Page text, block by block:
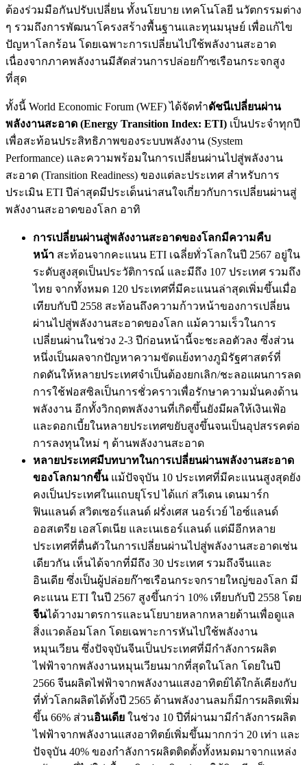
ต้องร่วมมือกันปรับเปลี่ยน ทั้งนโยบาย เทคโนโลยี นวัตกรรมต่าง
ๆ รวมถึงการพัฒนาโครงสร้างพื้นฐานและทุนมนุษย์ เพื่อแก้ไข
ปัญหาโลกร้อน โดยเฉพาะการเปลี่ยนไปใช้พลังงานสะอาด
เนื่องจากภาคพลังงานมีสัดส่วนการปล่อยก๊าซเรือนกระจกสูง
ที่สุด
ทั้งนี้ World Economic Forum (WEF) ได้จัดทำดัชนีเปลี่ยนผ่าน
พลังงานสะอาด (Energy Transition Index: ETI) เป็นประจำทุกปี
เพื่อสะท้อนประสิทธิภาพของระบบพลังงาน (System
Performance) และความพร้อมในการเปลี่ยนผ่านไปสู่พลังงาน
สะอาด (Transition Readiness) ของแต่ละประเทศ สำหรับการ
ประเมิน ETI ปีล่าสุดมีประเด็นน่าสนใจเกี่ยวกับการเปลี่ยนผ่านสู่
พลังงานสะอาดของโลก อาทิ
การเปลี่ยนผ่านสู่พลังงานสะอาดของโลกมีความคืบ
หน้า สะท้อนจากคะแนน ETI เฉลี่ยทั่วโลกในปี 2567 อยู่ใน
ระดับสูงสุดเป็นประวัติการณ์ และมีถึง 107 ประเทศ รวมถึง
ไทย จากทั้งหมด 120 ประเทศที่มีคะแนนล่าสุดเพิ่มขึ้นเมื่อ
เทียบกับปี 2558 สะท้อนถึงความก้าวหน้าของการเปลี่ยน
ผ่านไปสู่พลังงานสะอาดของโลก แม้ความเร็วในการ
เปลี่ยนผ่านในช่วง 2-3 ปีก่อนหน้านี้จะชะลอตัวลง ซึ่งส่วน
หนึ่งเป็นผลจากปัญหาความขัดแย้งทางภูมิรัฐศาสตร์ที่
กดดันให้หลายประเทศจำเป็นต้องยกเลิก/ชะลอแผนการลด
การใช้ฟอสซิลเป็นการชั่วคราวเพื่อรักษาความมั่นคงด้าน
พลังงาน อีกทั้งวิกฤตพลังงานที่เกิดขึ้นยังมีผลให้เงินเฟ้อ
และดอกเบี้ยในหลายประเทศขยับสูงขึ้นจนเป็นอุปสรรคต่อ
การลงทุนใหม่ ๆ ด้านพลังงานสะอาด
หลายประเทศมีบทบาทในการเปลี่ยนผ่านพลังงานสะอาด
ของโลกมากขึ้นแม้ปัจจุบัน 10 ประเทศที่มีคะแนนสูงสุดยัง
คงเป็นประเทศในแถบยุโรป ได้แก่ สวีเดน เดนมาร์ก
ฟินแลนด์ สวิตเซอร์แลนด์ ฝรั่งเศส นอร์เวย์ ไอซ์แลนด์
ออสเตรีย เอสโตเนีย และเนเธอร์แลนด์ แต่มีอีกหลาย
ประเทศที่ตื่นตัวในการเปลี่ยนผ่านไปสู่พลังงานสะอาดเช่น
เดียวกัน เห็นได้จากที่มีถึง 30 ประเทศ รวมถึงจีนและ
อินเดีย ซึ่งเป็นผู้ปล่อยก๊าซเรือนกระจกรายใหญ่ของโลก มี
คะแนน ETI ในปี 2567 สูงขึ้นกว่า 10% เทียบกับปี 2558 โดย
จีนได้วางมาตรการและนโยบายหลากหลายด้านเพื่อดูแล
สิ่งแวดล้อมโลก โดยเฉพาะการหันไปใช้พลังงาน
หมุนเวียน ซึ่งปัจจุบันจีนเป็นประเทศที่มีกำลังการผลิต
ไฟฟ้าจากพลังงานหมุนเวียนมากที่สุดในโลก โดยในปี
2566 จีนผลิตไฟฟ้าจากพลังงานแสงอาทิตย์ได้ใกล้เคียงกับ
ที่ทั่วโลกผลิตได้ทั้งปี 2565 ด้านพลังงานลมก็มีการผลิตเพิ่ม
ขึ้น 66% ส่วนอินเดีย ในช่วง 10 ปีที่ผ่านมามีกำลังการผลิต
ไฟฟ้าจากพลังงานแสงอาทิตย์เพิ่มขึ้นมากกว่า 20 เท่า และ
ปัจจุบัน 40% ของกำลังการผลิตติดตั้งทั้งหมดมาจากแหล่ง